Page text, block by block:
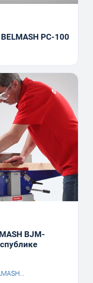
PC-100
BJM-